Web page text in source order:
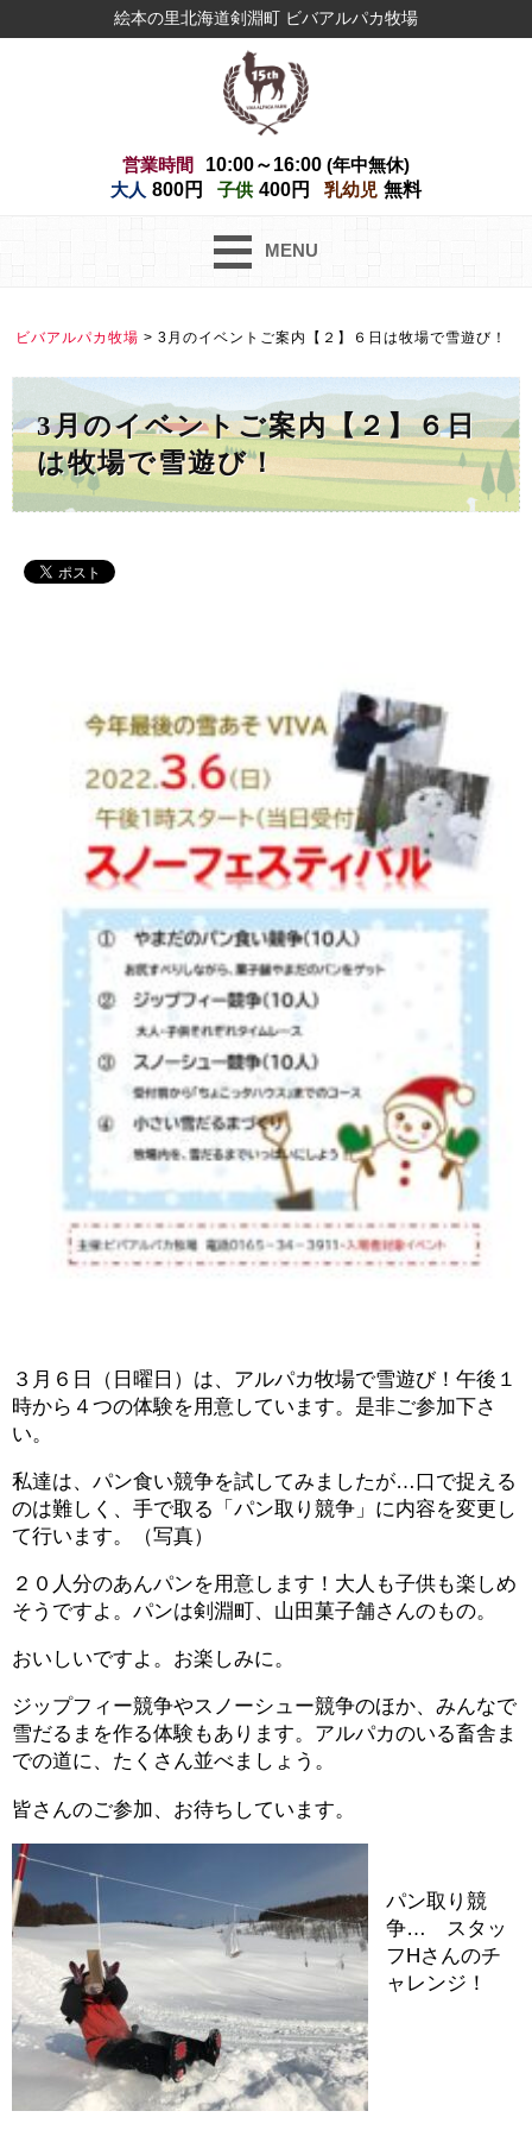
絵本の里北海道剣淵町 ビバアルパカ牧場
営業時間 10:00～16:00 (年中無休)
大人 800円 子供 400円 乳幼児 無料
MENU
ビバアルパカ牧場 > 3月のイベントご案内【２】６日は牧場で雪遊び！
3月のイベントご案内【２】６日
は牧場で雪遊び！
３月６日（日曜日）は、アルパカ牧場で雪遊び！午後１
時から４つの体験を用意しています。是非ご参加下さ
い。
私達は、パン食い競争を試してみましたが…口で捉える
のは難しく、手で取る「パン取り競争」に内容を変更し
て行います。（写真）
２０人分のあんパンを用意します！大人も子供も楽しめ
そうですよ。パンは剣淵町、山田菓子舗さんのもの。
おいしいですよ。お楽しみに。
ジップフィー競争やスノーシュー競争のほか、みんなで
雪だるまを作る体験もあります。アルパカのいる畜舎ま
での道に、たくさん並べましょう。
皆さんのご参加、お待ちしています。
パン取り競
争… スタッ
フHさんのチ
ャレンジ！